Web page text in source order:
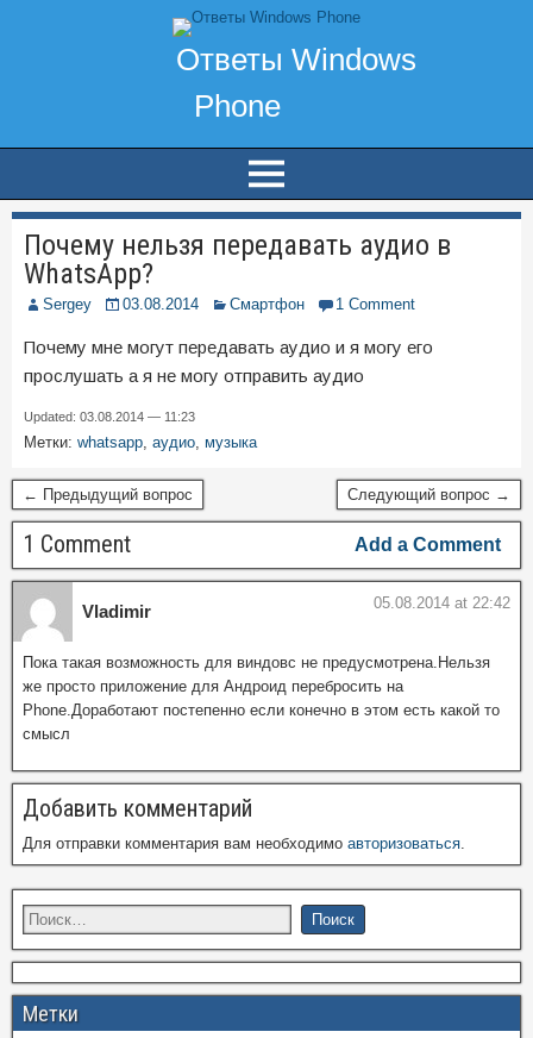
Почему нельзя передавать аудио в
WhatsApp?
Sergey 03.08.2014 Смартфон 1 Comment
Почему мне могут передавать аудио и я могу его
прослушать а я не могу отправить аудио
Updated: 03.08.2014 — 11:23
Метки: whatsapp, аудио, музыка
← Предыдущий вопрос Следующий вопрос →
1 Comment Add a Comment
Vladimir 05.08.2014 at 22:42
Пока такая возможность для виндовс не предусмотрена.Нельзя
же просто приложение для Андроид перебросить на
Phone.Доработают постепенно если конечно в этом есть какой то
смысл
Добавить комментарий
Для отправки комментария вам необходимо авторизоваться.
Метки